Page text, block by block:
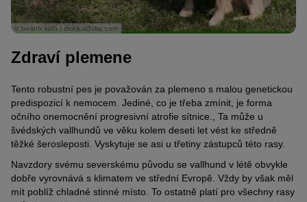
© beatrix kido / stock.adobe.com
Zdraví plemene
Tento robustní pes je považován za plemeno s malou genetickou
predispozicí k nemocem. Jediné, co je třeba zmínit, je forma
očního onemocnění progresivní atrofie sítnice., Ta může u
švédských vallhundů ve věku kolem deseti let vést ke středně
těžké šerosleposti. Vyskytuje se asi u třetiny zástupců této rasy.
Navzdory svému severskému původu se vallhund v létě obvykle
dobře vyrovnává s klimatem ve střední Evropě. Vždy by však měl
mít poblíž chladné stinné místo. To ostatně platí pro všechny rasy